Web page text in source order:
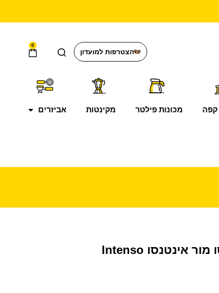
הצטרפות למועדון
0
קפה מכונות פילטר מקינטות אביזרים
קפסולות אספרסו מור אינטנסו Intenso